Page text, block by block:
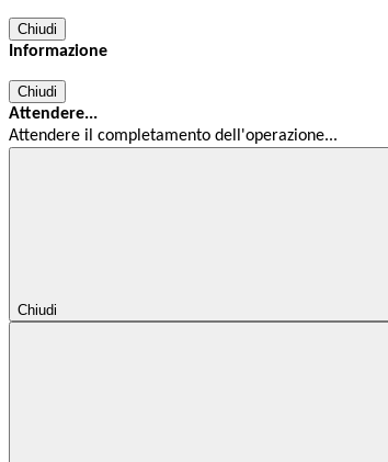
Chiudi
Informazione
Chiudi
Attendere...
Attendere il completamento dell'operazione...
Chiudi